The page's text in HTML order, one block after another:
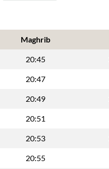
Maghrib
20:45
20:47
20:49
20:51
20:53
20:55